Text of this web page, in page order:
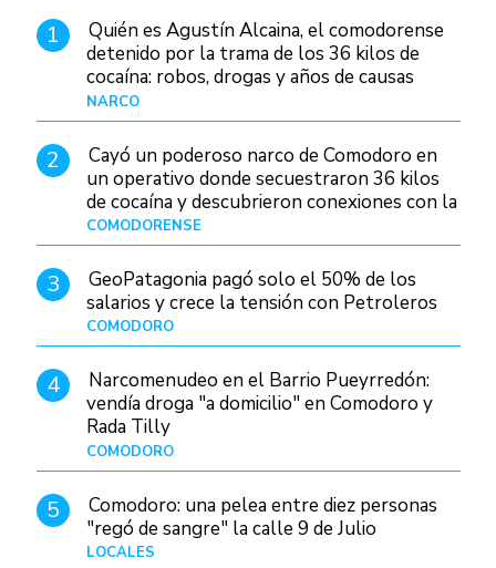
1
Quién es Agustín Alcaina, el comodorense
detenido por la trama de los 36 kilos de
cocaína: robos, drogas y años de causas
judiciales
NARCO
2
Cayó un poderoso narco de Comodoro en
un operativo donde secuestraron 36 kilos
de cocaína y descubrieron conexiones con la
Patagonia
COMODORENSE
3
GeoPatagonia pagó solo el 50% de los
salarios y crece la tensión con Petroleros
COMODORO
4
Narcomenudeo en el Barrio Pueyrredón:
vendía droga "a domicilio" en Comodoro y
Rada Tilly
COMODORO
5
Comodoro: una pelea entre diez personas
"regó de sangre" la calle 9 de Julio
LOCALES